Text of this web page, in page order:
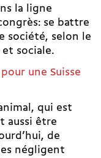
la ligne
se battre
société, selon le
sociale.
une Suisse
qui est
aussi être
de
négligent